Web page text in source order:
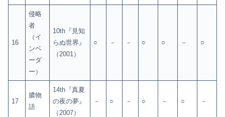
16
侵略
者
（イ
ンベ
ーダ
ー）
10th『見知
らぬ世界』
（2001）
○ － － ○ ○ － ○
17
膿物
語
14th『真夏
の夜の夢』
（2007）
－ ○ － ○ － ○ －